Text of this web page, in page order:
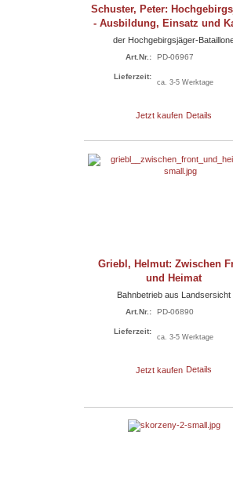
Schuster, Peter:
- Ausbildung, Einsatz und
der Hochgebirgsjäger-
Art.Nr.: PD-06967
Lieferzeit:
ca. 3-5 Werktage
Jetzt kaufen Details
Griebl, Helmut: Zwischen
und Heimat
Bahnbetrieb aus Landsersicht
Art.Nr.: PD-06890
Lieferzeit:
ca. 3-5 Werktage
Jetzt kaufen Details